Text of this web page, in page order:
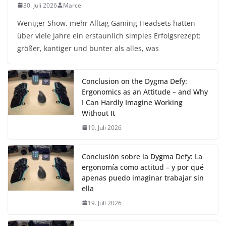
30. Juli 2026 Marcel
Weniger Show, mehr Alltag Gaming-Headsets hatten
über viele Jahre ein erstaunlich simples Erfolgsrezept:
größer, kantiger und bunter als alles, was
Conclusion on the Dygma Defy:
Ergonomics as an Attitude – and Why
I Can Hardly Imagine Working
Without It
19. Juli 2026
Conclusión sobre la Dygma Defy: La
ergonomía como actitud – y por qué
apenas puedo imaginar trabajar sin
ella
19. Juli 2026